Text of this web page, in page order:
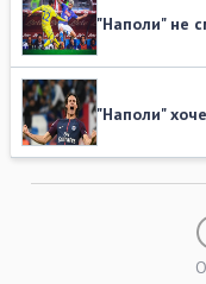
"Наполи" не
"Наполи"